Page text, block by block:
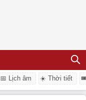
📅 Lịch âm ☀️ Thời tiết